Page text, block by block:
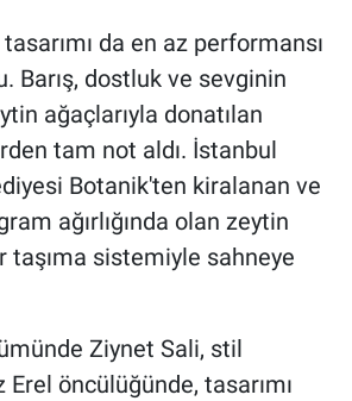
da en az performansı
Barış, dostluk ve sevginin
ağaçlarıyla donatılan
tam not aldı. İstanbul
Botanik'ten kiralanan ve
ağırlığında olan zeytin
taşıma sistemiyle sahneye
Ziynet Sali, stil
Erel öncülüğünde, tasarımı